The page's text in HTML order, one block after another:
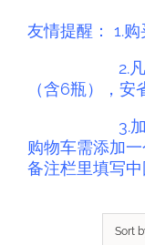
友情提醒： 1.
2.
（含6瓶），安
3.
购物车需添加
备注栏里填写中
Sort